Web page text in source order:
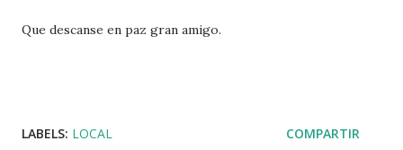
Que descanse en paz gran amigo.
LABELS: LOCAL COMPARTIR